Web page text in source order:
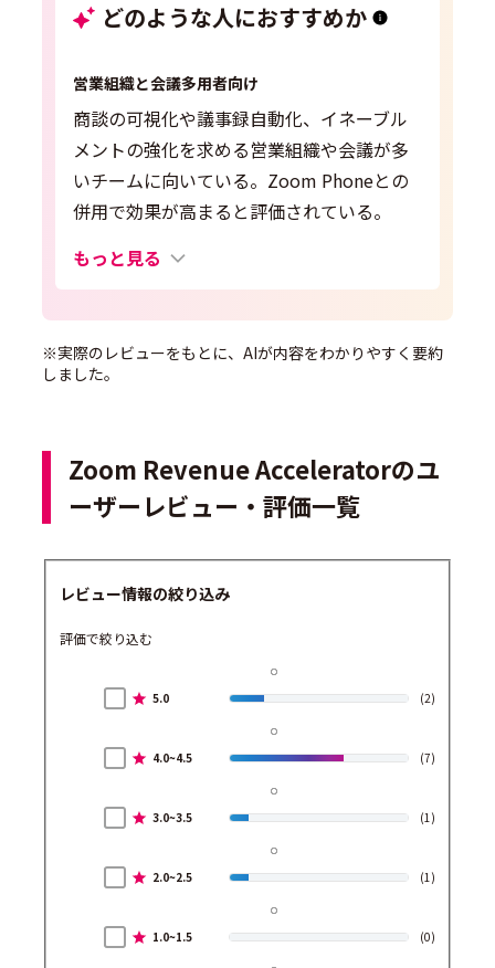
どのような人におすすめか
営業組織と会議多用者向け
商談の可視化や議事録自動化、イネーブル
メントの強化を求める営業組織や会議が多
いチームに向いている。Zoom Phoneとの
併用で効果が高まると評価されている。
もっと見る
※実際のレビューをもとに、AIが内容をわかりやすく要約
しました。
Zoom Revenue Acceleratorのユ
ーザーレビュー・評価一覧
レビュー情報の絞り込み
評価で絞り込む
5.0 (2)
4.0~4.5 (7)
3.0~3.5 (1)
2.0~2.5 (1)
1.0~1.5 (0)